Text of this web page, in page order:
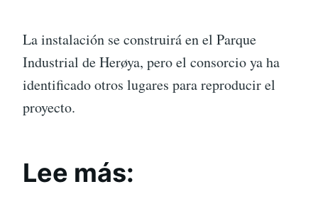
La instalación se construirá en el Parque
Industrial de Herøya, pero el consorcio ya ha
identificado otros lugares para reproducir el
proyecto.
Lee más: